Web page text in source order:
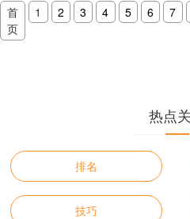
首
页
1 2 3 4 5 6 7
热点
排名
技巧